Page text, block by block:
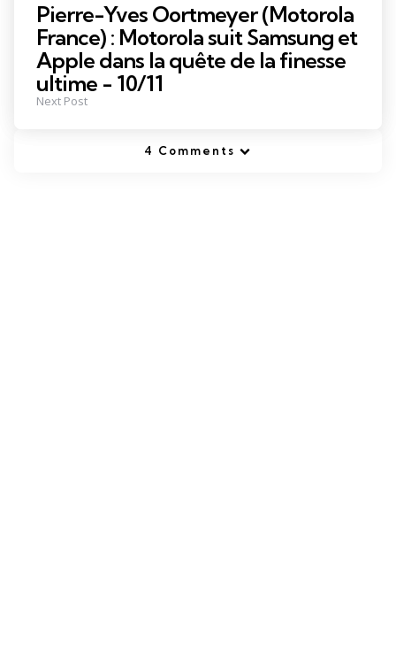
Pierre-Yves Oortmeyer (Motorola
France) : Motorola suit Samsung et
Apple dans la quête de la finesse
ultime - 10/11
Next Post
4 Comments